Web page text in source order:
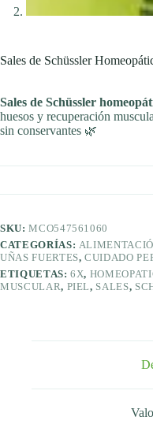
Sales de Schüssler
Sales de Schüssler
huesos y recuperación
sin conservantes 🌿
SKU:MCO547561060
CATEGORÍAS:
UÑAS FUERTES,CUIDADO
ETIQUETAS:6X,
MUSCULAR, PIEL, SALES,